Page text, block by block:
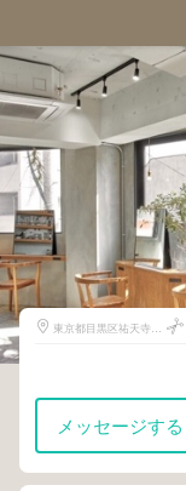
東京都目黒区祐天寺1-
メッセージする